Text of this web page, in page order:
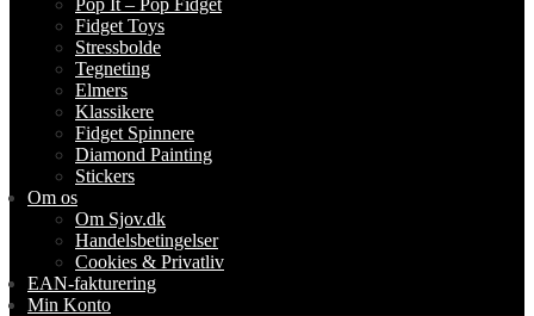
Fidget Toys
Stressbolde
Tegneting
Elmers
Klassikere
Fidget Spinnere
Diamond Painting
Stickers
Om os
Om Sjov.dk
Handelsbetingelser
Cookies & Privatliv
EAN-fakturering
Min Konto